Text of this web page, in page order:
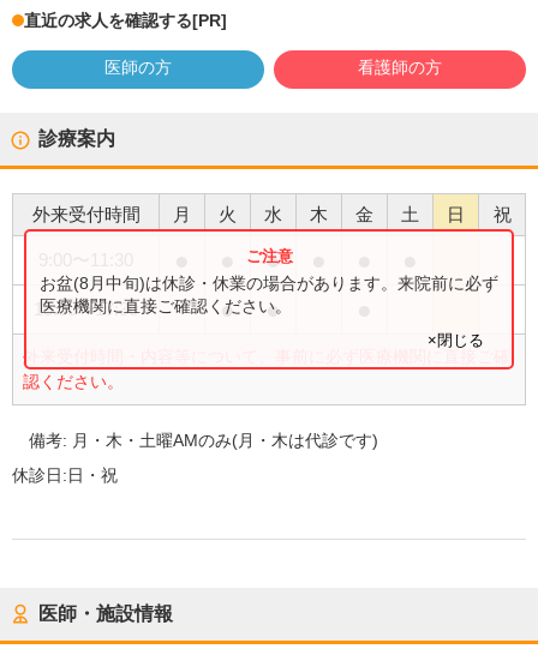
直近の求人を確認する[PR]
医師の方 看護師の方
診療案内
外来受付時間 月 火 水 木 金 土 日 祝
●
15:00〜17:30 ● ●
外来受付時間・内容等について、事前に必ず医療機関に直接ご確
認ください。
お盆(8月中旬)は休診・休業の場合があります。来院前に必ず
医療機関に直接ご確認ください。
×閉じる
備考: 月・木・土曜AMのみ(月・木は代診です)
休診日:日・祝
医師・施設情報